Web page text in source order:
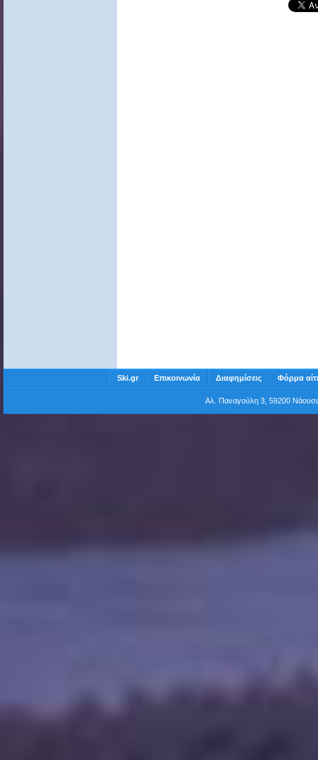
Ski.gr Επικοινωνία Διαφημίσεις Φόρμα
Αλ. Παναγούλη 3, 59200